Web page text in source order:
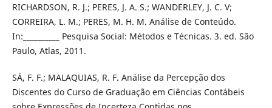
RICHARDSON, R. J.; PERES, J. A. S.; WANDERLEY, J. C. V;
CORREIRA, L. M.; PERES, M. H. M. Análise de Conteúdo.
In:__________ Pesquisa Social: Métodos e Técnicas. 3. ed. São
Paulo, Atlas, 2011.
SÁ, F. F.; MALAQUIAS, R. F. Análise da Percepção dos
Discentes do Curso de Graduação em Ciências Contábeis